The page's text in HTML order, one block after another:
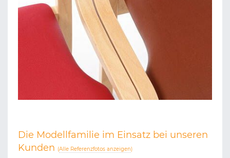
Die Modellfamilie im Einsatz bei unseren
Kunden (Alle Referenzfotos anzeigen)